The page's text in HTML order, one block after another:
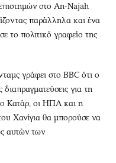
στο An-Najah
παράλληλα και ένα
το πολιτικό γραφείο της
γράφει στο BBC ότι ο
διαπραγματεύσεις για τη
Κατάρ, οι ΗΠΑ και η
Χανίγια θα μπορούσε να
αυτών των